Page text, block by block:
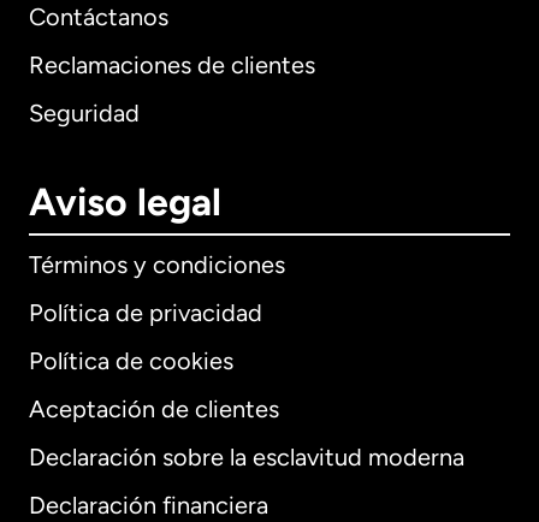
Contáctanos
Reclamaciones de clientes
Seguridad
Aviso legal
Términos y condiciones
Política de privacidad
Política de cookies
Aceptación de clientes
Declaración sobre la esclavitud moderna
Declaración financiera
Internacional English